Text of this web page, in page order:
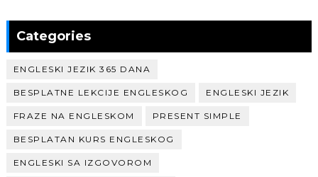
Categories
ENGLESKI JEZIK 365 DANA
BESPLATNE LEKCIJE ENGLESKOG ENGLESKI JEZIK
FRAZE NA ENGLESKOM PRESENT SIMPLE
BESPLATAN KURS ENGLESKOG
ENGLESKI SA IZGOVOROM